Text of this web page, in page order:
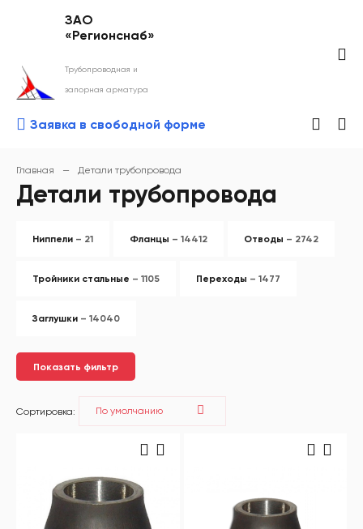
ЗАО
«Регионснаб»
Трубопроводная и
запорная арматура
Заявка в свободной форме
Главная — Детали трубопровода
Детали трубопровода
Ниппели – 21 Фланцы – 14412 Отводы – 2742
Тройники стальные – 1105 Переходы – 1477
Заглушки – 14040
Показать фильтр
Сортировка: